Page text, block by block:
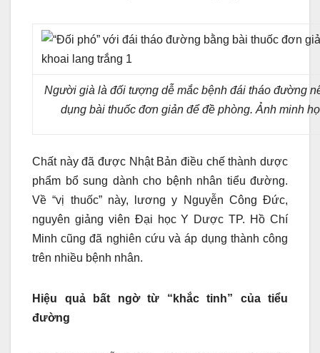
Người già là đối tượng dễ mắc bệnh đái tháo đường
dụng bài thuốc đơn giản để đề phòng. Ảnh minh
Chất này đã được Nhật Bản điều chế thành dược
phẩm bổ sung dành cho bệnh nhân tiểu đường.
Về “vị thuốc” này, lương y Nguyễn Công Đức,
nguyên giảng viên Đại học Y Dược TP. Hồ Chí
Minh cũng đã nghiên cứu và áp dụng thành công
trên nhiều bệnh nhân.
Hiệu quả bất ngờ từ “khắc tinh” của tiểu
đường